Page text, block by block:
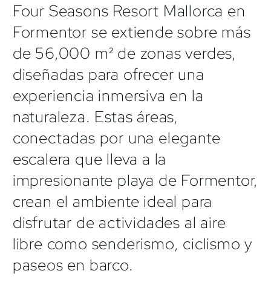
Four Seasons Resort Mallorca en
Formentor se extiende sobre más
de 56,000 m² de zonas verdes,
diseñadas para ofrecer una
experiencia inmersiva en la
naturaleza. Estas áreas,
conectadas por una elegante
escalera que lleva a la
impresionante playa de Formentor,
crean el ambiente ideal para
disfrutar de actividades al aire
libre como senderismo, ciclismo y
paseos en barco.